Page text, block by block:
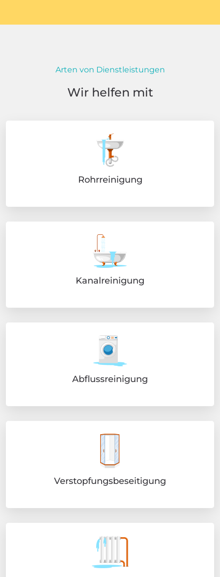
Arten von Dienstleistungen
Wir helfen mit
Rohrreinigung
Kanalreinigung
Abflussreinigung
Verstopfungsbeseitigung